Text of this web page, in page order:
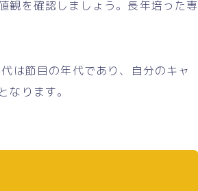
観を確認しましょう。長年培った専
は節目の年代であり、自分のキャ
なります。